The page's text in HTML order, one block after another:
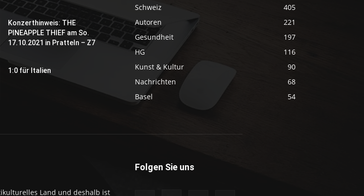
Konzerthinweis: THE
PINEAPPLE THIEF am So.
17.10.2021 in Pratteln – Z7
1:0 für Italien
Schweiz
405
Autoren
221
Gesundheit
197
HG
116
Kunst & Kultur
90
Nachrichten
68
Basel
54
Land und deshalb ist
Folgen Sie uns